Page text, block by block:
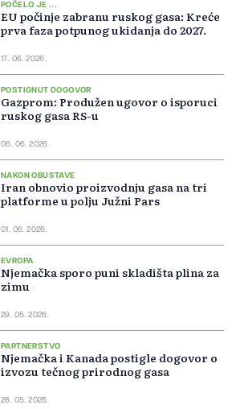
POČELO JE ...
EU počinje zabranu ruskog gasa: Kreće
prva faza potpunog ukidanja do 2027.
17. 06. 2026.
POSTIGNUT DOGOVOR
Gazprom: Produžen ugovor o isporuci
ruskog gasa RS-u
06. 06. 2026.
NAKON OBUSTAVE
Iran obnovio proizvodnju gasa na tri
platforme u polju Južni Pars
01. 06. 2026.
EVROPA
Njemačka sporo puni skladišta plina za
zimu
29. 05. 2026.
PARTNERSTVO
Njemačka i Kanada postigle dogovor o
izvozu tečnog prirodnog gasa
28. 05. 2026.